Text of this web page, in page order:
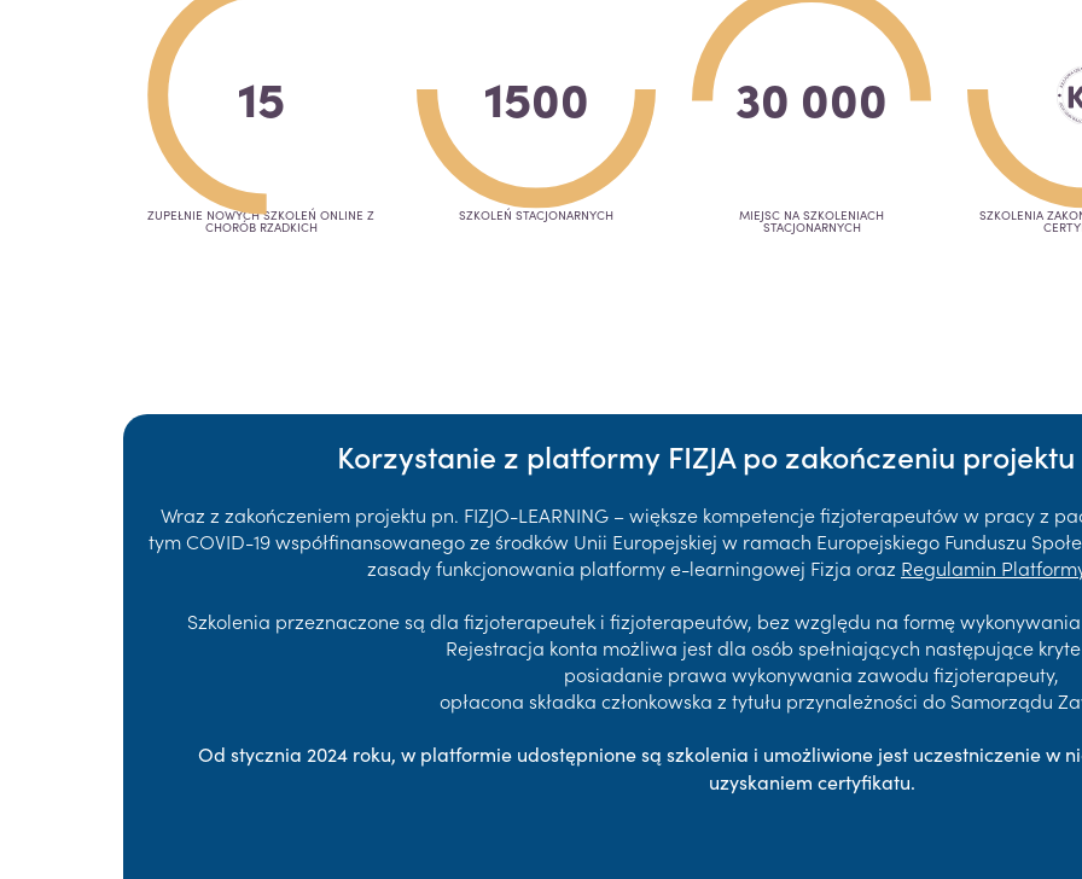
15
ZUPEŁNIE NOWYCH SZKOLEŃ ONLINE Z
CHORÓB RZADKICH
1500
SZKOLEŃ STACJONARNYCH
30 000
MIEJSC NA SZKOLENIACH
STACJONARNYCH
SZKOLENIA
Korzystanie z platformy FIZJA po zakończeniu
Wraz z zakończeniem projektu pn. FIZJO-LEARNING – większe kompetencje fizjoterapeutów w pracy z
tym COVID-19 współfinansowanego ze środków Unii Europejskiej w ramach Europejskiego Funduszu
zasady funkcjonowania platformy e-learningowej Fizja oraz Regulamin
Szkolenia przeznaczone są dla fizjoterapeutek i fizjoterapeutów, bez względu na formę
Rejestracja konta możliwa jest dla osób spełniających następujące
posiadanie prawa wykonywania zawodu fizjoterapeuty,
opłacona składka członkowska z tytułu przynależności do Samorządu
Od stycznia 2024 roku, w platformie udostępnione są szkolenia i umożliwione jest uczestniczenie w
uzyskaniem certyfikatu.